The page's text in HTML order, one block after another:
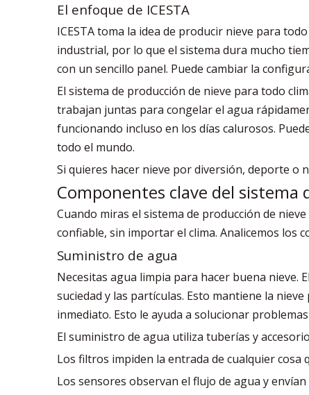
El enfoque de ICESTA
ICESTA toma la idea de producir nieve para
industrial, por lo que el sistema dura mucho
con un sencillo panel. Puede cambiar la
El sistema de producción de nieve para todo
trabajan juntas para congelar el agua
funcionando incluso en los días calurosos.
todo el mundo.
Si quieres hacer nieve por diversión, deporte o
Componentes clave del sistema
Cuando miras el sistema de producción de
confiable, sin importar el clima. Analicemos los
Suministro de agua
Necesitas agua limpia para hacer buena nieve.
suciedad y las partículas. Esto mantiene la
inmediato. Esto le ayuda a solucionar
El suministro de agua utiliza tuberías y
Los filtros impiden la entrada de cualquier cosa
Los sensores observan el flujo de agua y